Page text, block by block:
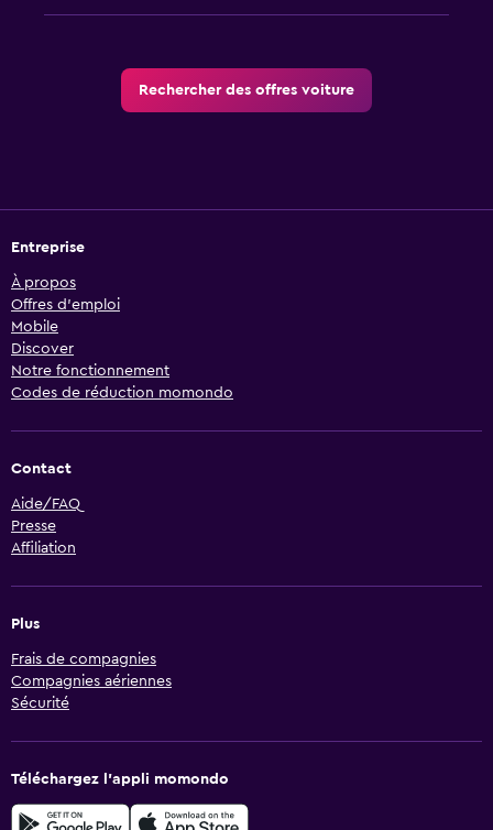
Rechercher des offres voiture
Entreprise
À propos
Offres d’emploi
Mobile
Discover
Notre fonctionnement
Codes de réduction momondo
Contact
Aide/FAQ
Presse
Affiliation
Plus
Frais de compagnies
Compagnies aériennes
Sécurité
Téléchargez l’appli momondo